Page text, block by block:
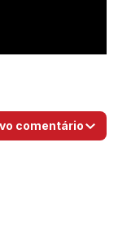
comentário